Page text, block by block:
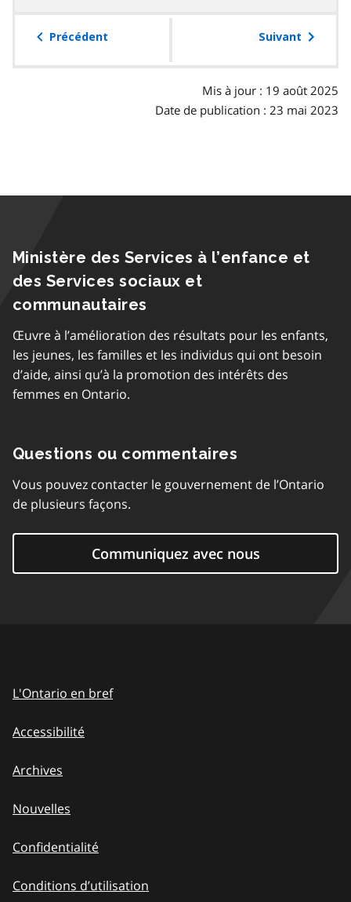
table
Précédent Suivant
Mis à jour : 19 août 2025
Date de publication : 23 mai 2023
Ministère des Services à l’enfance et
des Services sociaux et
communautaires
Œuvre à l’amélioration des résultats pour les enfants,
les jeunes, les familles et les individus qui ont besoin
d’aide, ainsi qu’à la promotion des intérêts des
femmes en Ontario.
Questions ou commentaires
Vous pouvez contacter le gouvernement de l’Ontario
de plusieurs façons.
Communiquez avec nous
L'Ontario en bref
Accessibilité
Archives
Nouvelles
Confidentialité
Conditions d’utilisation